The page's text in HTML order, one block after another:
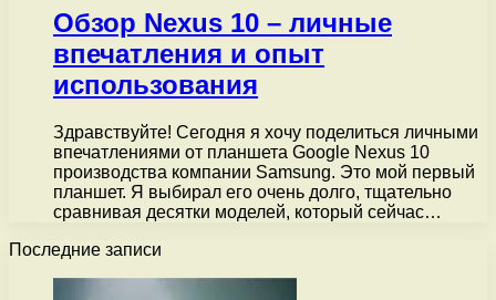
Обзор Nexus 10 – личные
впечатления и опыт
использования
Здравствуйте! Сегодня я хочу поделиться личными
впечатлениями от планшета Google Nexus 10
производства компании Samsung. Это мой первый
планшет. Я выбирал его очень долго, тщательно
сравнивая десятки моделей, который сейчас…
Последние записи